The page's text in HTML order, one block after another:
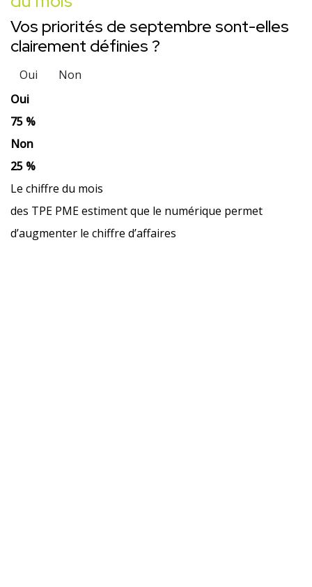
Vos priorités de septembre sont-elles
clairement définies ?
Oui
Non
Oui
75 %
Non
25 %
Le chiffre du mois
des TPE PME estiment que le numérique permet
d’augmenter le chiffre d’affaires